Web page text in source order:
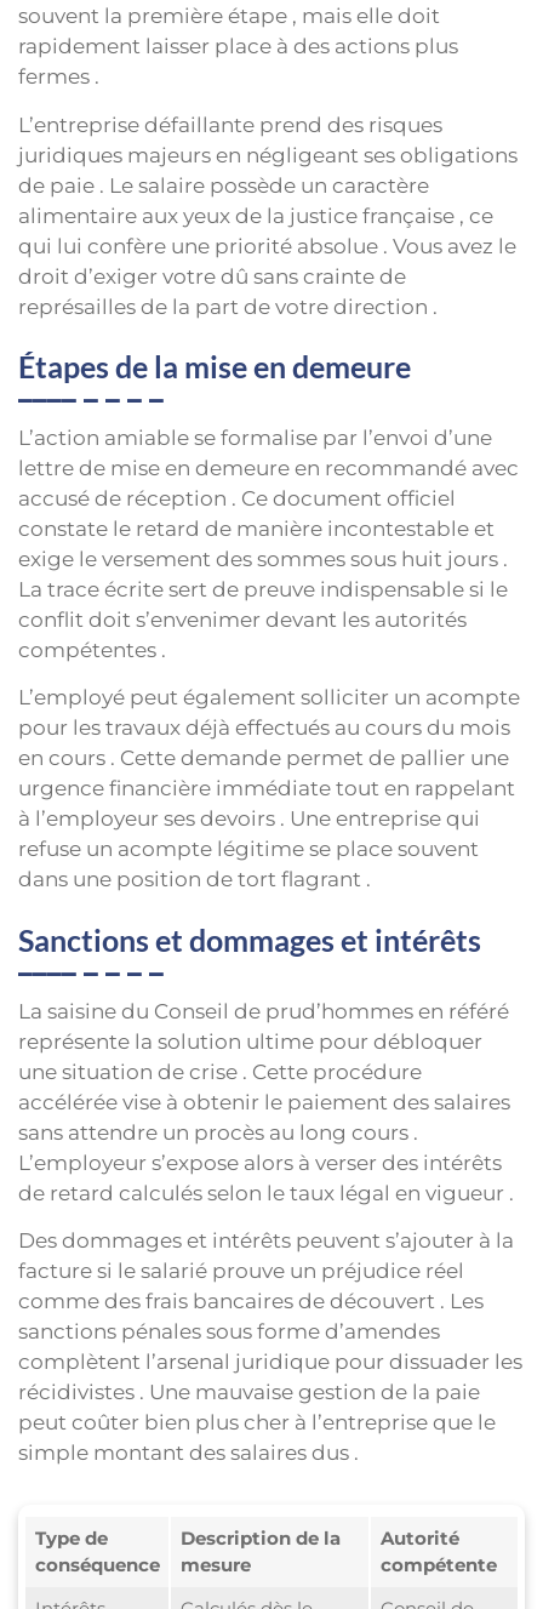
souvent la première étape , mais elle doit
rapidement laisser place à des actions plus
fermes .
L’entreprise défaillante prend des risques
juridiques majeurs en négligeant ses obligations
de paie . Le salaire possède un caractère
alimentaire aux yeux de la justice française , ce
qui lui confère une priorité absolue . Vous avez le
droit d’exiger votre dû sans crainte de
représailles de la part de votre direction .
Étapes de la mise en demeure
L’action amiable se formalise par l’envoi d’une
lettre de mise en demeure en recommandé avec
accusé de réception . Ce document officiel
constate le retard de manière incontestable et
exige le versement des sommes sous huit jours .
La trace écrite sert de preuve indispensable si le
conflit doit s’envenimer devant les autorités
compétentes .
L’employé peut également solliciter un acompte
pour les travaux déjà effectués au cours du mois
en cours . Cette demande permet de pallier une
urgence financière immédiate tout en rappelant
à l’employeur ses devoirs . Une entreprise qui
refuse un acompte légitime se place souvent
dans une position de tort flagrant .
Sanctions et dommages et intérêts
La saisine du Conseil de prud’hommes en référé
représente la solution ultime pour débloquer
une situation de crise . Cette procédure
accélérée vise à obtenir le paiement des salaires
sans attendre un procès au long cours .
L’employeur s’expose alors à verser des intérêts
de retard calculés selon le taux légal en vigueur .
Des dommages et intérêts peuvent s’ajouter à la
facture si le salarié prouve un préjudice réel
comme des frais bancaires de découvert . Les
sanctions pénales sous forme d’amendes
complètent l’arsenal juridique pour dissuader les
récidivistes . Une mauvaise gestion de la paie
peut coûter bien plus cher à l’entreprise que le
simple montant des salaires dus .
Type de
conséquence
Description de la
mesure
Autorité
compétente